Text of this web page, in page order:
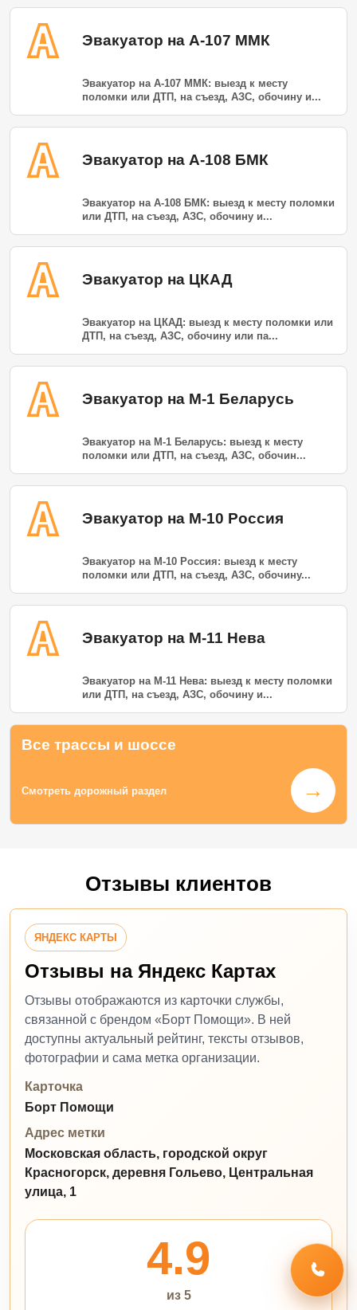
Эвакуатор на А-107 ММК
Эвакуатор на А-107 ММК: выезд к месту
поломки или ДТП, на съезд, АЗС, обочину и...
Эвакуатор на А-108 БМК
Эвакуатор на А-108 БМК: выезд к месту поломки
или ДТП, на съезд, АЗС, обочину и...
Эвакуатор на ЦКАД
Эвакуатор на ЦКАД: выезд к месту поломки или
ДТП, на съезд, АЗС, обочину или па...
Эвакуатор на М-1 Беларусь
Эвакуатор на М-1 Беларусь: выезд к месту
поломки или ДТП, на съезд, АЗС, обочин...
Эвакуатор на М-10 Россия
Эвакуатор на М-10 Россия: выезд к месту
поломки или ДТП, на съезд, АЗС, обочину...
Эвакуатор на М-11 Нева
Эвакуатор на М-11 Нева: выезд к месту поломки
или ДТП, на съезд, АЗС, обочину и...
Все трассы и шоссе
Смотреть дорожный раздел →
Отзывы клиентов
ЯНДЕКС КАРТЫ
Отзывы на Яндекс Картах
Отзывы отображаются из карточки службы,
связанной с брендом «Борт Помощи». В ней
доступны актуальный рейтинг, тексты отзывов,
фотографии и сама метка организации.
Карточка
Борт Помощи
Адрес метки
Московская область, городской округ
Красногорск, деревня Гольево, Центральная
улица, 1
4.9
из 5